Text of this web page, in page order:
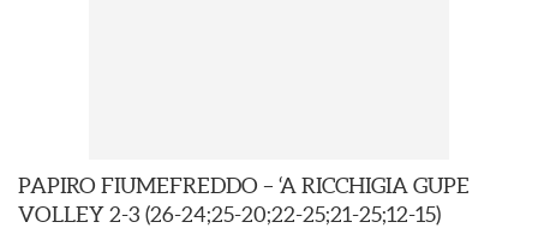
PAPIRO FIUMEFREDDO – ‘A RICCHIGIA GUPE
VOLLEY 2-3 (26-24;25-20;22-25;21-25;12-15)